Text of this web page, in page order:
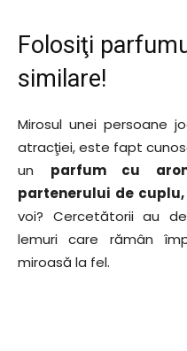
Folosiţi
similare!
Mirosul unei persoane
atracţiei, este fapt
un parfum cu
partenerului de cuplu,
voi? Cercetătorii au
lemuri care rămân
miroasă la fel.